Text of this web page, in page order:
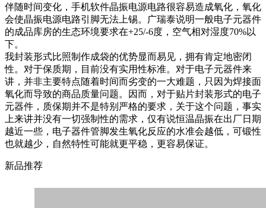
伴随时间变化，手机软件晶振电源电路很容易造成氧化，氧化
会使晶振电源电路引脚无法上锡。广瑞泰说明一般电子元器件
的成品库房的生态环境要求在+25/-6度，空气相对湿度70%以
下。
我封装形式比照制作成袋的优势显而易见，拥有肯定地密闭
性。对于保质期，目前没有实用性标准。对于电子元器件来
讲，并非主要特点随着时间而劣变的一大难题，只因为焊接面
氧化而导致的商品质量问题。因而，对于贴片封装形式的电子
元器件，质保期并不是特别严格的要求，关于这个问题，事实
上来讲并没有一切强制性的需求，仅有说恒温晶振在出厂日期
越近一些，电子器件管脚发生氧化反应的水准会越低，可锻性
也就越少，自然特性可能就更平稳，更容易保证。
新品推荐